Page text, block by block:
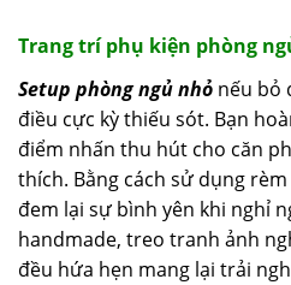
Trang trí phụ kiện phòng
Setup phòng ngủ nhỏ nếu bỏ
điều cực kỳ thiếu sót. Bạn
điểm nhấn thu hút cho căn
thích. Bằng cách sử dụng
đem lại sự bình yên khi nghỉ
handmade, treo tranh ảnh
đều hứa hẹn mang lại trải